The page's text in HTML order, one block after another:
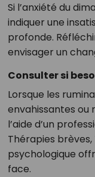
Si l’anxiété du
indiquer une
profonde.
envisager un
Consulter si
Lorsque les
envahissantes ou
l’aide d’un
Thérapies
psychologique
face.